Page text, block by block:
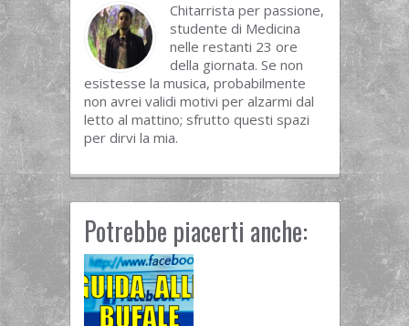
Chitarrista per passione,
studente di Medicina
nelle restanti 23 ore
della giornata. Se non
esistesse la musica, probabilmente
non avrei validi motivi per alzarmi dal
letto al mattino; sfrutto questi spazi
per dirvi la mia.
Potrebbe piacerti anche: